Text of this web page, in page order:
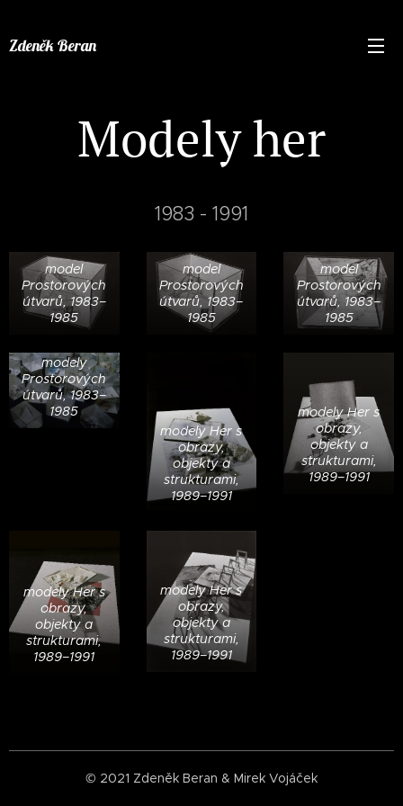
Zdeněk Beran
Modely her
1983 - 1991
model
Prostorových
útvarů, 1983–
1985
model
Prostorových
útvarů, 1983–
1985
model
Prostorových
útvarů, 1983–
1985
modely
Prostorových
útvarů, 1983–
1985
modely Her s
obrazy,
objekty a
strukturami,
1989–1991
modely Her s
obrazy,
objekty a
strukturami,
1989–1991
modely Her s
obrazy,
objekty a
strukturami,
1989–1991
modely Her s
obrazy,
objekty a
strukturami,
1989–1991
© 2021 Zdeněk Beran & Mirek Vojáček